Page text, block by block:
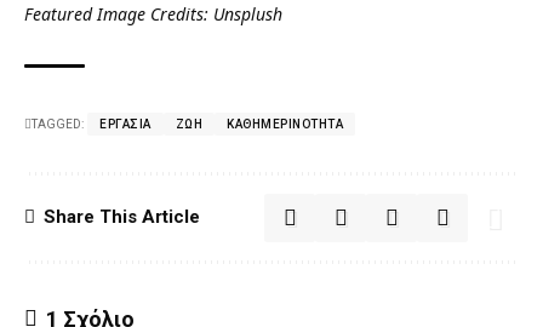
Featured Image Credits: Unsplush
TAGGED: ΕΡΓΑΣΊΑ ΖΩΉ ΚΑΘΗΜΕΡΙΝΌΤΗΤΑ
Share This Article
1 Σχόλιο